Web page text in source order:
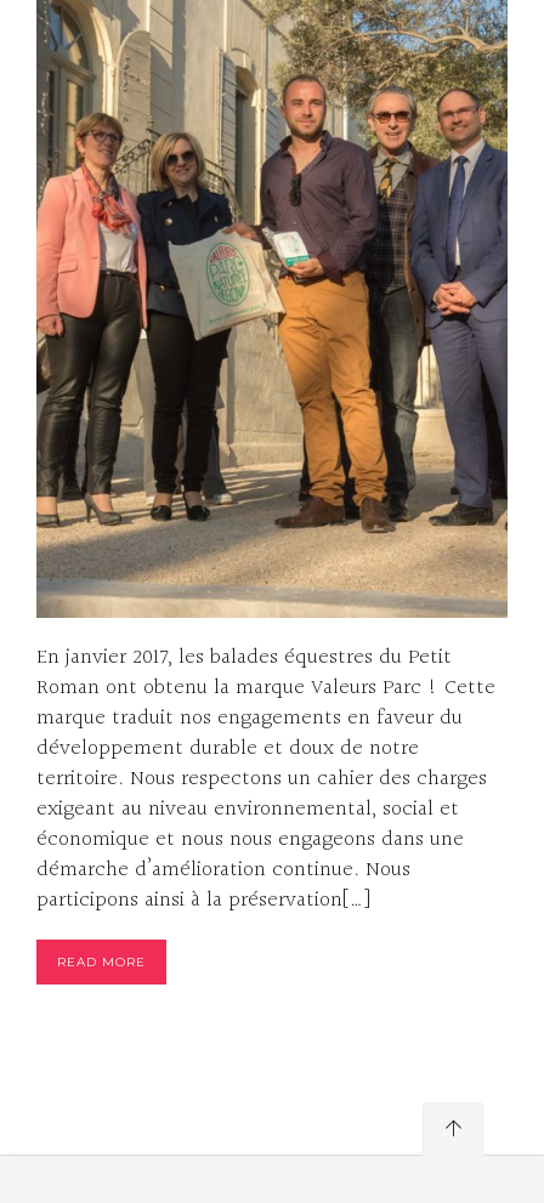
En janvier 2017, les balades équestres du Petit
Roman ont obtenu la marque Valeurs Parc ! Cette
marque traduit nos engagements en faveur du
développement durable et doux de notre
territoire. Nous respectons un cahier des charges
exigeant au niveau environnemental, social et
économique et nous nous engageons dans une
démarche d’amélioration continue. Nous
participons ainsi à la préservation[…]
READ MORE